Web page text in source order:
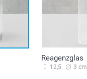
Reagenzglas
12,5 3 cm